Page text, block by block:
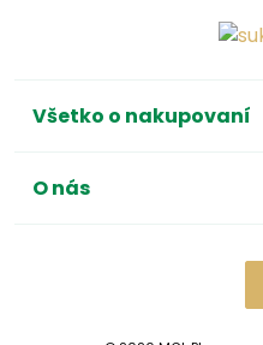
Všetko o nakupovaní
O nás